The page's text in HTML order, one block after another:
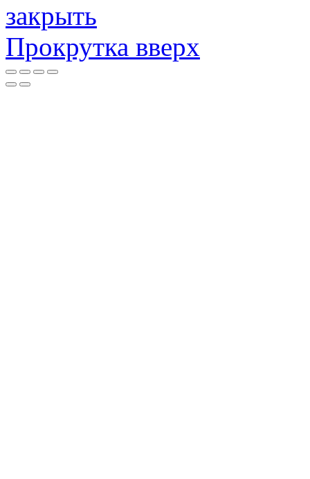
закрыть
Прокрутка вверх